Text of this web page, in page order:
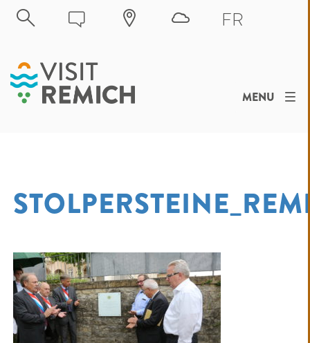
Skip to main content FR
MENU